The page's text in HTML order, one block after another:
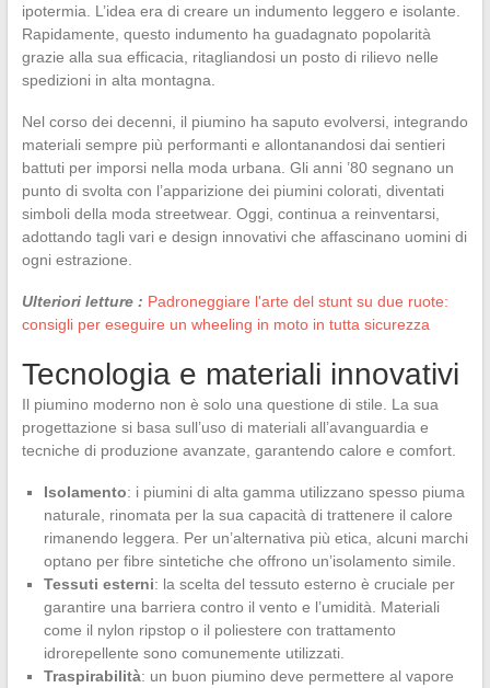
ipotermia. L’idea era di creare un indumento leggero e isolante.
Rapidamente, questo indumento ha guadagnato popolarità
grazie alla sua efficacia, ritagliandosi un posto di rilievo nelle
spedizioni in alta montagna.
Nel corso dei decenni, il piumino ha saputo evolversi, integrando
materiali sempre più performanti e allontanandosi dai sentieri
battuti per imporsi nella moda urbana. Gli anni ’80 segnano un
punto di svolta con l’apparizione dei piumini colorati, diventati
simboli della moda streetwear. Oggi, continua a reinventarsi,
adottando tagli vari e design innovativi che affascinano uomini di
ogni estrazione.
Ulteriori letture : Padroneggiare l'arte del stunt su due ruote:
consigli per eseguire un wheeling in moto in tutta sicurezza
Tecnologia e materiali innovativi
Il piumino moderno non è solo una questione di stile. La sua
progettazione si basa sull’uso di materiali all’avanguardia e
tecniche di produzione avanzate, garantendo calore e comfort.
Isolamento: i piumini di alta gamma utilizzano spesso piuma
naturale, rinomata per la sua capacità di trattenere il calore
rimanendo leggera. Per un’alternativa più etica, alcuni marchi
optano per fibre sintetiche che offrono un’isolamento simile.
Tessuti esterni: la scelta del tessuto esterno è cruciale per
garantire una barriera contro il vento e l’umidità. Materiali
come il nylon ripstop o il poliestere con trattamento
idrorepellente sono comunemente utilizzati.
Traspirabilità: un buon piumino deve permettere al vapore